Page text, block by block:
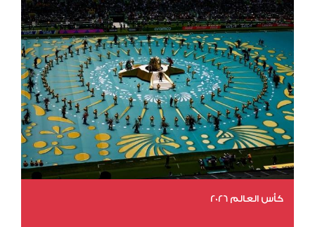
كأس العالم 2026